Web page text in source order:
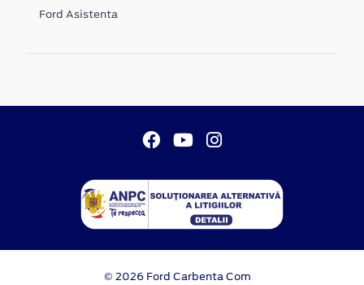
Ford Asistenta
© 2026 Ford Carbenta Com